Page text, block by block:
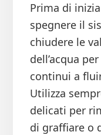
Prima di
spegnere il
chiudere le
dell’acqua
continui a
Utilizza
delicati per
di graffiare o